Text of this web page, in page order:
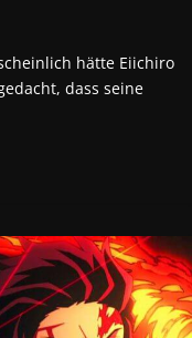
hätte Eiichiro
dass seine